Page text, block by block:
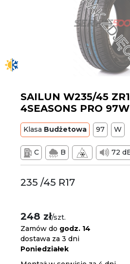
SAILUN W235/45
4SEASONS PRO
Klasa Budżetowa 97 W
C B 72
235 /45 R17
248 zł/szt.
Zamów do godz. 14
dostawa za 3 dni
Poniedziałek